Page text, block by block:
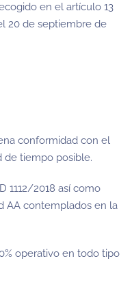
en el artículo 13
20 de septiembre de
conformidad con el
de tiempo posible.
1112/2018 así como
AA contemplados en la
operativo en todo tipo